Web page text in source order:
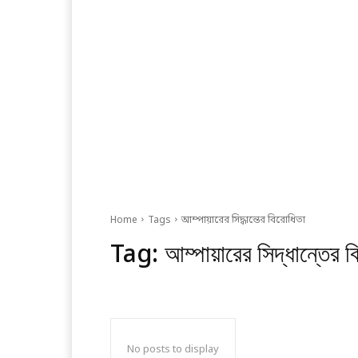
Home Tags আম্পায়ারের সিদ্ধান্তের বিরোধিতা
Tag: আম্পায়ারের সিদ্ধান্তের
No posts to display